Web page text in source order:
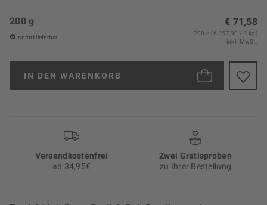
€ 71,58
200 g
sofort lieferbar
200 g (€ 357,90 / 1 kg)
inkl. MwSt.
IN DEN WARENKORB
Versand­kosten­frei
ab 34,95€
Zwei Gratisproben
zu Ihrer Bestellung